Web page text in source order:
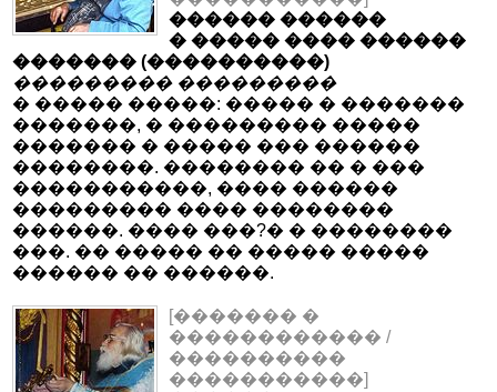
������ ������
� ����� ���� ������
������� (����������)
��������� ���������
� ����� �����: ����� � �������
�������, � ��������� �����
������� � ����� ��� ������
��������. �������� �� � ���
�����������, ���� ������
��������� ���� ��������
������. ���� ���?� � ��������
���. �� ����� �� ����� �����
������ �� ������.
[������� �
������������ /
����������
�����������]